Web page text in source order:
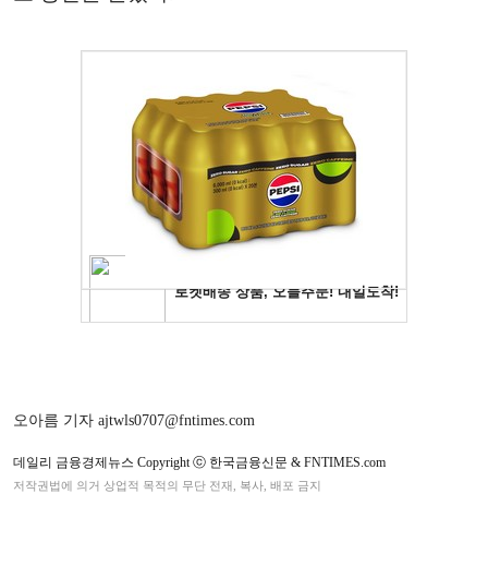
오아름 기자 ajtwls0707@fntimes.com
데일리 금융경제뉴스 Copyright ⓒ 한국금융신문 & FNTIMES.com
저작권법에 의거 상업적 목적의 무단 전재, 복사, 배포 금지